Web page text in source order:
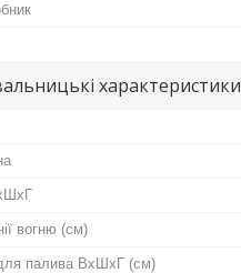
характеристики
вогню (см)
палива ВxШxГ (см)